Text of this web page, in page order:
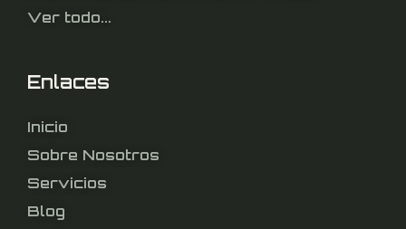
Enlaces
Inicio
Sobre Nosotros
Servicios
Blog
Ver todo...